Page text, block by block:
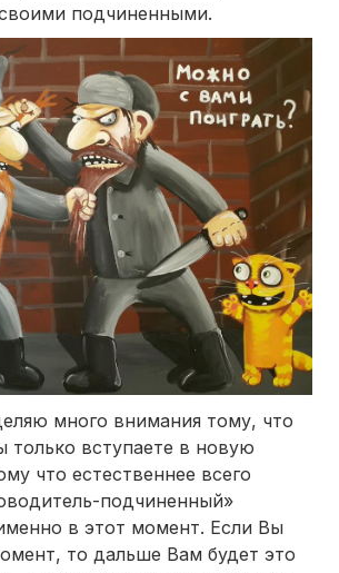
подчиненными.
много внимания тому, что
только вступаете в новую
что естественнее всего
подчиненный»
в этот момент. Если Вы
то дальше Вам будет это